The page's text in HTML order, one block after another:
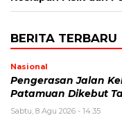
BERITA TERBARU
Nasional
Pengerasan Jalan
Patamuan Dikebut
Sabtu, 8 Agu 2026 - 14:35